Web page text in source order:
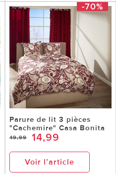
-70%
Parure de lit 3 pièces
"Cachemire" Casa Bonita
49,99 14,99
Voir l’article